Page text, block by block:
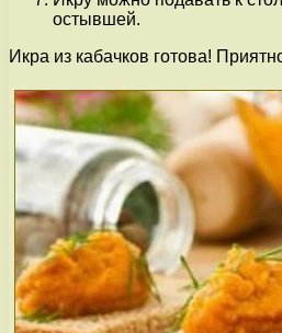
остывшей.
Икра из кабачков готова!